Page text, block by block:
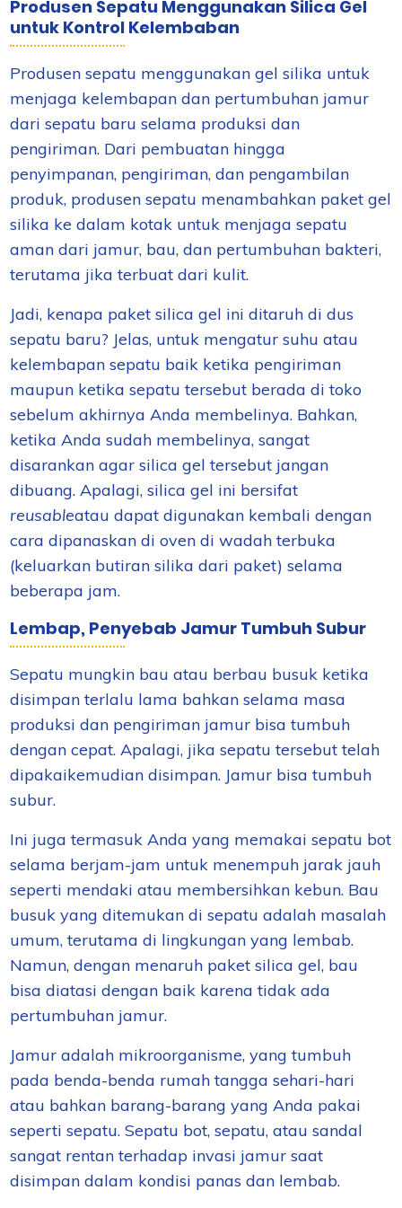
Produsen Sepatu Menggunakan Silica Gel
untuk Kontrol Kelembaban
Produsen sepatu menggunakan gel silika untuk
menjaga kelembapan dan pertumbuhan jamur
dari sepatu baru selama produksi dan
pengiriman. Dari pembuatan hingga
penyimpanan, pengiriman, dan pengambilan
produk, produsen sepatu menambahkan paket gel
silika ke dalam kotak untuk menjaga sepatu
aman dari jamur, bau, dan pertumbuhan bakteri,
terutama jika terbuat dari kulit.
Jadi, kenapa paket silica gel ini ditaruh di dus
sepatu baru? Jelas, untuk mengatur suhu atau
kelembapan sepatu baik ketika pengiriman
maupun ketika sepatu tersebut berada di toko
sebelum akhirnya Anda membelinya. Bahkan,
ketika Anda sudah membelinya, sangat
disarankan agar silica gel tersebut jangan
dibuang. Apalagi, silica gel ini bersifat
reusableatau dapat digunakan kembali dengan
cara dipanaskan di oven di wadah terbuka
(keluarkan butiran silika dari paket) selama
beberapa jam.
Lembap, Penyebab Jamur Tumbuh Subur
Sepatu mungkin bau atau berbau busuk ketika
disimpan terlalu lama bahkan selama masa
produksi dan pengiriman jamur bisa tumbuh
dengan cepat. Apalagi, jika sepatu tersebut telah
dipakaikemudian disimpan. Jamur bisa tumbuh
subur.
Ini juga termasuk Anda yang memakai sepatu bot
selama berjam-jam untuk menempuh jarak jauh
seperti mendaki atau membersihkan kebun. Bau
busuk yang ditemukan di sepatu adalah masalah
umum, terutama di lingkungan yang lembab.
Namun, dengan menaruh paket silica gel, bau
bisa diatasi dengan baik karena tidak ada
pertumbuhan jamur.
Jamur adalah mikroorganisme, yang tumbuh
pada benda-benda rumah tangga sehari-hari
atau bahkan barang-barang yangAnda pakai
seperti sepatu. Sepatu bot, sepatu, atau sandal
sangat rentan terhadap invasi jamur saat
disimpan dalam kondisi panas dan lembab.